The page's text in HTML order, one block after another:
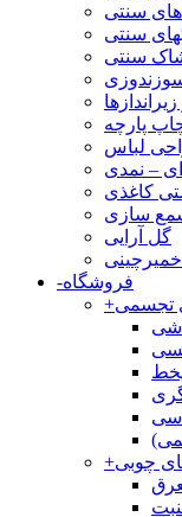
سنتی
سنتی
سنتی
پارچه
لباس
– نمدی
کاغذی
سازی
گل آرایی
خمیرچینی
-فروشگاه
+تجسمی
+چوبی